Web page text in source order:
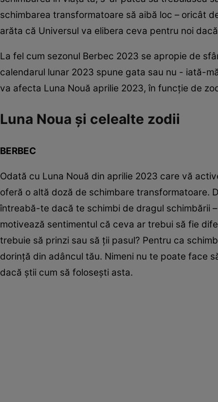
schimbarea transformatoare să aibă loc – oricât
arăta că Universul va elibera ceva pentru noi
La fel cum sezonul Berbec 2023 se apropie de
calendarul lunar 2023 spune gata sau nu - iată-
va afecta Luna Nouă aprilie 2023, în funcție de
Luna Noua și celealte zodii
BERBEC
Odată cu Luna Nouă din aprilie 2023 care vă
oferă o altă doză de schimbare transformatoare.
întreabă-te dacă te schimbi de dragul schimbării
motivează sentimentul că ceva ar trebui să fie
trebuie să prinzi sau să ții pasul? Pentru ca
dorință din adâncul tău. Nimeni nu te poate face
dacă știi cum să folosești asta.